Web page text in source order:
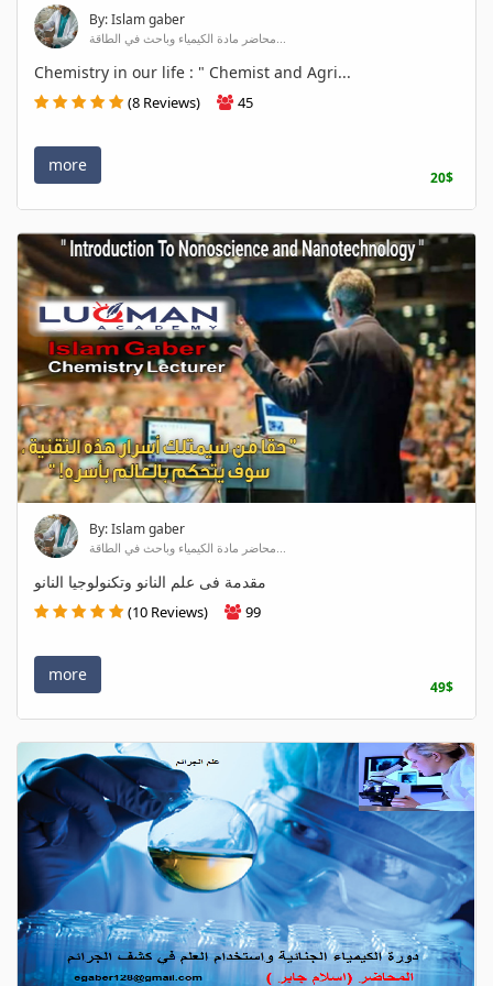
By: Islam gaber
محاضر مادة الكيمياء وباحث في الطاقة...
Chemistry in our life : " Chemist and Agri...
(8 Reviews) 45
more
20$
By: Islam gaber
محاضر مادة الكيمياء وباحث في الطاقة...
مقدمة فى علم النانو وتكنولوجيا النانو
(10 Reviews) 99
more
49$